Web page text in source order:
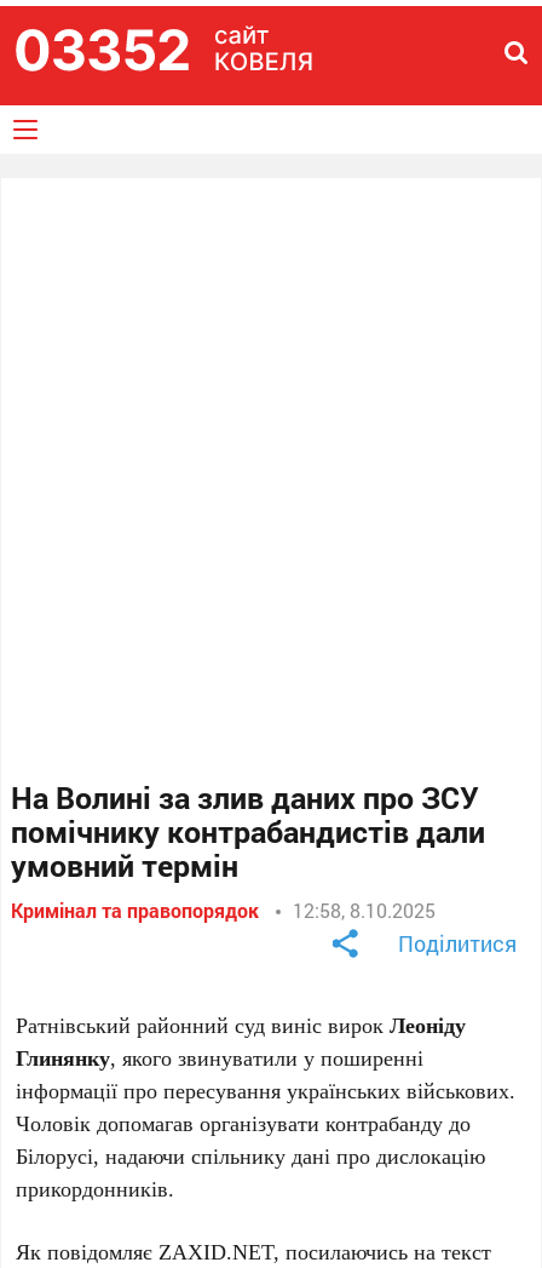
На Волині за злив даних про ЗСУ
помічнику контрабандистів дали
умовний термін
Кримінал та правопорядок 12:58, 8.10.2025
Поділитися
Ратнівський районний суд виніс вирокЛеоніду
Глинянку, якого звинуватили у поширенні
інформації про пересування українських військових.
Чоловік допомагав організувати контрабанду до
Білорусі, надаючи спільнику дані про дислокацію
прикордонників.
Як повідомляє ZAXID.NET, посилаючись на текст